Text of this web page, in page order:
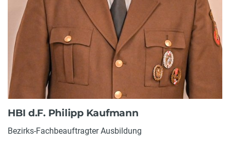
HBI d.F. Philipp Kaufmann
Bezirks-Fachbeauftragter Ausbildung